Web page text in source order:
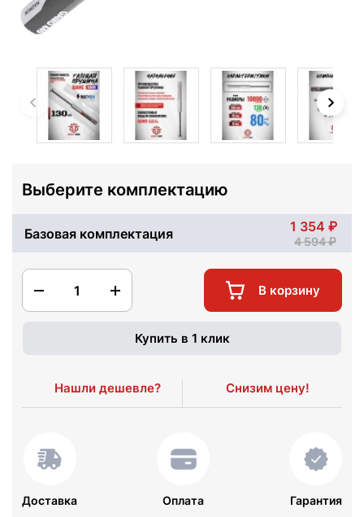
Выберите комплектацию
Базовая комплектация 1 354
4 594
1 В корзину
Купить в 1 клик
Нашли дешевле? Снизим цену!
Доставка Оплата Гарантия